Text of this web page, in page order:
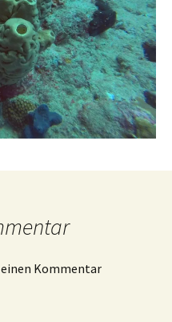
Kommentar